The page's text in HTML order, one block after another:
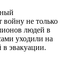
не только
людей в
уходили на
в эвакуации.